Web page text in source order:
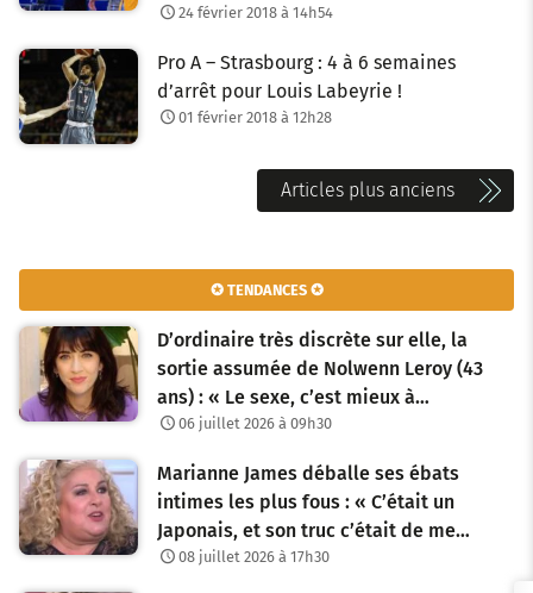
24 février 2018 à 14h54
Pro A – Strasbourg : 4 à 6 semaines
d’arrêt pour Louis Labeyrie !
01 février 2018 à 12h28
v
i
a
i
o
Articles plus anciens
✪ TENDANCES ✪
D’ordinaire très discrète sur elle, la
sortie assumée de Nolwenn Leroy (43
ans) : « Le sexe, c’est mieux à…
06 juillet 2026 à 09h30
Marianne James déballe ses ébats
intimes les plus fous : « C’était un
Japonais, et son truc c’était de me…
08 juillet 2026 à 17h30